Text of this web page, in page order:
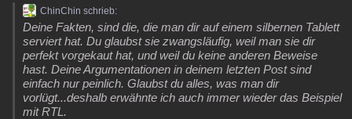
ChinChin schrieb:
Deine Fakten, sind die, die man dir auf einem silbernen Tablett
serviert hat. Du glaubst sie zwangsläufig, weil man sie dir
perfekt vorgekaut hat, und weil du keine anderen Beweise
hast. Deine Argumentationen in deinem letzten Post sind
einfach nur peinlich. Glaubst du alles, was man dir
vorlügt...deshalb erwähnte ich auch immer wieder das Beispiel
mit RTL.